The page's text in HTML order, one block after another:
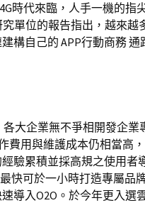
時代來臨，人手一機的
單位的報告指出，越來越
構自己的 APP行動商務
大企業無不爭相開發企業
費用與維護成本仍相當高
驗累積並採高規之使用者
快可於一小時打造專屬品
導入O2O。於今年更入選